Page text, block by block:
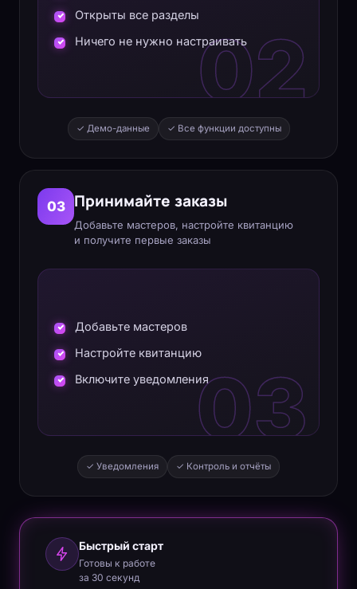
02
Открыты все разделы
Ничего не нужно настраивать
✓ Демо-данные ✓ Все функции доступны
03 Принимайте заказы
Добавьте мастеров, настройте квитанцию
и получите первые заказы
03
Добавьте мастеров
Настройте квитанцию
Включите уведомления
✓ Уведомления ✓ Контроль и отчёты
Быстрый старт
Готовы к работе
за 30 секунд